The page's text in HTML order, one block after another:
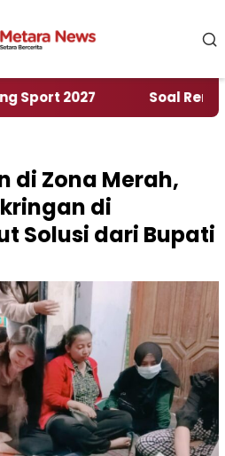
‎Soal Rencana
di Zona Merah,
di
Solusi dari Bupati